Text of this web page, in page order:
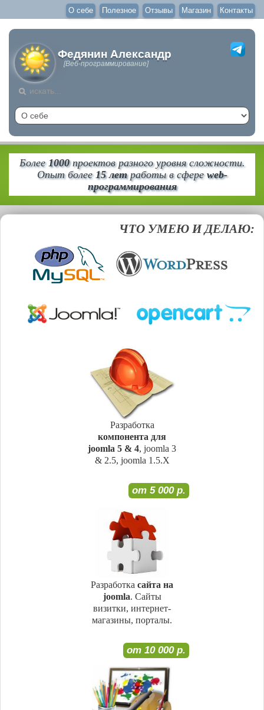
О себе Полезное Отзывы Магазин Контакты
Федянин Александр
[Веб-программирование]
Более1000проектов разного уровня сложности.
Опыт более15 летработы в сфереweb-
программирования
ЧТО УМЕЮ И ДЕЛАЮ:
Разработка
компонента для
joomla 5 & 4, joomla 3
& 2.5, joomla 1.5.X
от 5 000 р.
Разработка сайта на
joomla. Сайты
визитки, интернет-
магазины, порталы.
от 10 000 р.